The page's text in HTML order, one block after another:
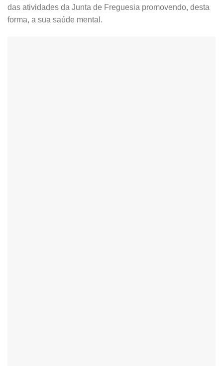
das atividades da Junta de Freguesia promovendo, desta
forma, a sua saúde mental.